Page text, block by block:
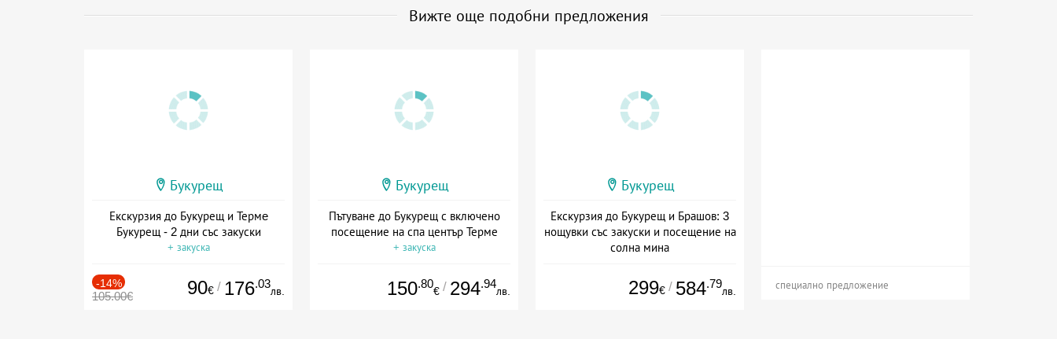
Вижте още подобни предложения
Букурещ
Екскурзия до Букурещ и Термe
Букурещ - 2 дни със закуски
+ закуска
-14%
105.00€ 90€ / 176.03
лв.
Букурещ
Пътуване до Букурещ с включено
посещение на спа център Терме
+ закуска
150.80
€ / 294.94
лв.
Букурещ
Екскурзия до Букурещ и Брашов: 3
нощувки със закуски и посещение на
солна мина
299€ / 584.79
лв. специално предложение